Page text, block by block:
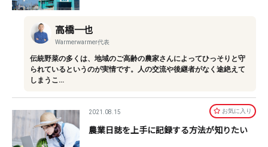
高橋一也
Warmerwarmer代表
伝統野菜の多くは、地域のご高齢の農家さんによってひっそりと守
られているというのが実情です。人の交流や後継者がなく途絶えて
しまうこ…
2021.08.15 お気に⼊り
農業日誌を上手に記録する方法が知りたい